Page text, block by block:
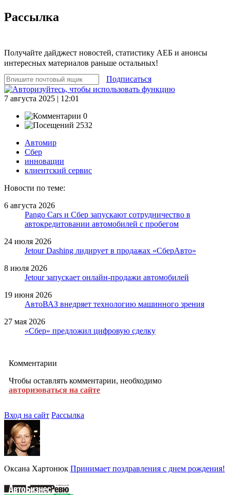
Рассылка
Получайте дайджест новостей, статистику АЕБ и анонсы
интересных материалов раньше остальных!
Подписаться
7 августа 2025 | 12:01
0
2532
Автомир
Сбер
инновации
клиентский сервис
Новости по теме:
6 августа 2026
Pango Cars и Сбер запускают сотрудничество в
автокредитовании автомобилей с пробегом
24 июля 2026
Jetour Dashing лидирует в продажах «СберАвто»
8 июля 2026
Jetour запускает онлайн-продажи автомобилей
19 июня 2026
АвтоВАЗ внедряет технологию машинного зрения
27 мая 2026
«Сбер» предложил цифровую сделку
Комментарии
Чтобы оставлять комментарии, необходимо
авторизоваться на сайте
Вход на сайт Рассылка
Оксана Хартонюк Принимает поздравления с днем рождения!